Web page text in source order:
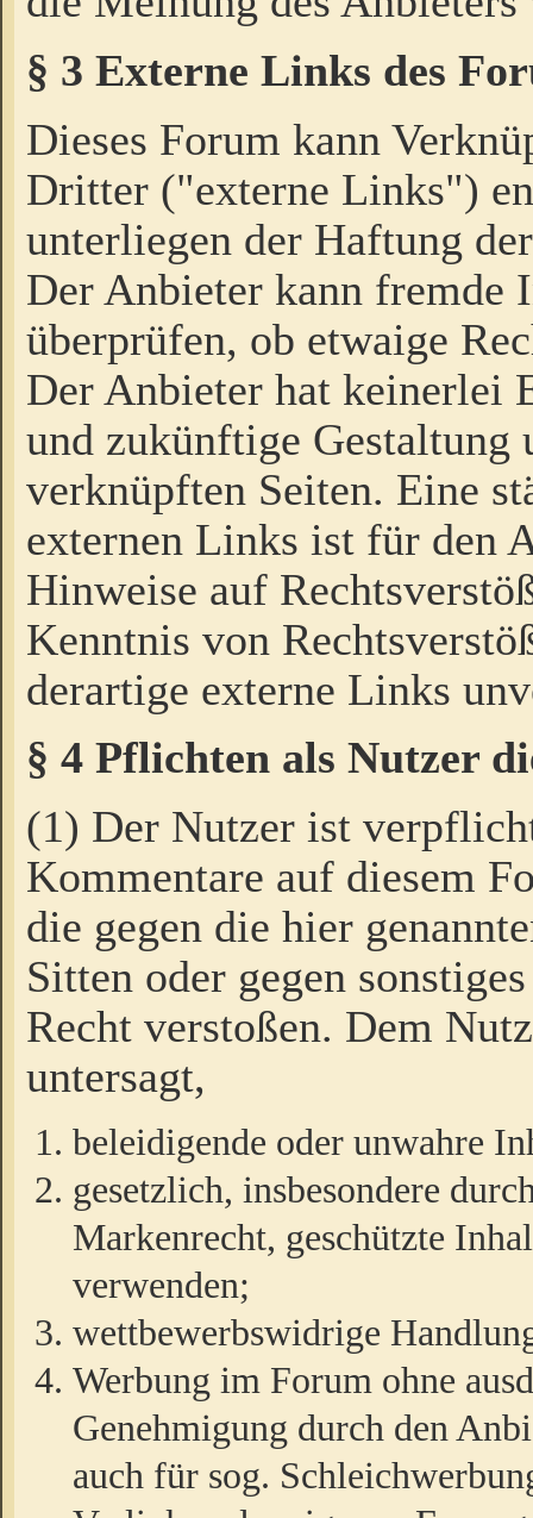
§ 3 Externe Links des
Dieses Forum kann
Dritter ("externe Links")
unterliegen der Haftung
Der Anbieter kann fremde
überprüfen, ob etwaige
Der Anbieter hat keinerlei
und zukünftige Gestaltung
verknüpften Seiten. Eine
externen Links ist für den
Hinweise auf
Kenntnis von
derartige externe Links
§ 4 Pflichten als Nutzer
(1) Der Nutzer ist
Kommentare auf diesem
die gegen die hier
Sitten oder gegen
Recht verstoßen. Dem
untersagt,
beleidigende oder unwahre
gesetzlich, insbesondere
Markenrecht, geschützte
verwenden;
wettbewerbswidrige
Werbung im Forum ohne
Genehmigung durch den
auch für sog.